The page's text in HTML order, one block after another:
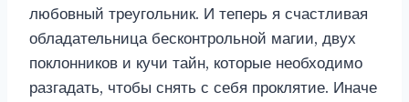
любовный треугольник. И теперь я счастливая
обладательница бесконтрольной магии, двух
поклонников и кучи тайн, которые необходимо
разгадать, чтобы снять с себя проклятие. Иначе